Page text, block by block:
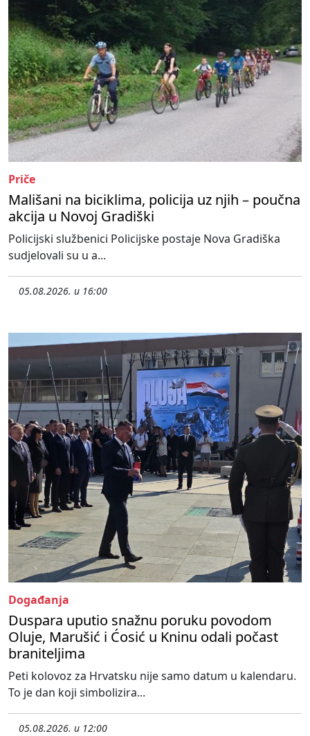
Priče
Mališani na biciklima, policija uz njih – poučna
akcija u Novoj Gradiški
Policijski službenici Policijske postaje Nova Gradiška
sudjelovali su u a...
05.08.2026. u 16:00
Događanja
Duspara uputio snažnu poruku povodom
Oluje, Marušić i Ćosić u Kninu odali počast
braniteljima
Peti kolovoz za Hrvatsku nije samo datum u kalendaru.
To je dan koji simbolizira...
05.08.2026. u 12:00